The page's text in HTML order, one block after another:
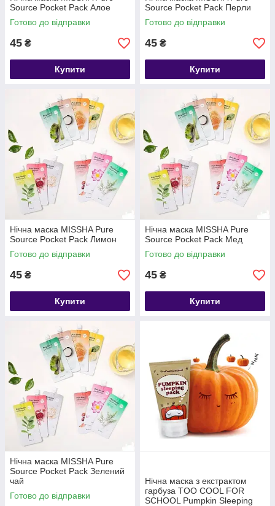
Source Pocket Pack Алое
Готово до відправки
45 ₴
Купити
Source Pocket Pack Перли
Готово до відправки
45 ₴
Купити
Нічна маска MISSHA Pure
Source Pocket Pack Лимон
Готово до відправки
45 ₴
Купити
Нічна маска MISSHA Pure
Source Pocket Pack Мед
Готово до відправки
45 ₴
Купити
Нічна маска MISSHA Pure
Source Pocket Pack Зелений
чай
Готово до відправки
Нічна маска з екстрактом
гарбуза TOO COOL FOR
SCHOOL Pumpkin Sleeping